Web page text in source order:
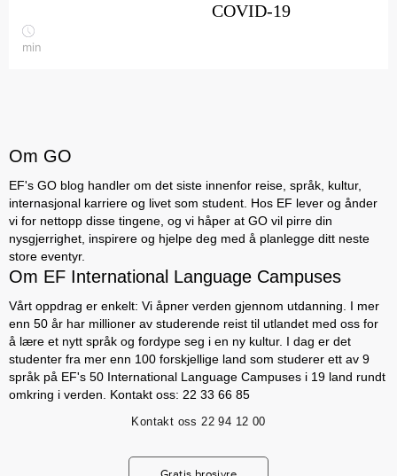
COVID-19
min
Om GO
EF's GO blog handler om det siste innenfor reise, språk, kultur,
internasjonal karriere og livet som student. Hos EF lever og ånder
vi for nettopp disse tingene, og vi håper at GO vil pirre din
nysgjerrighet, inspirere og hjelpe deg med å planlegge ditt neste
store eventyr.
Om EF International Language Campuses
Vårt oppdrag er enkelt: Vi åpner verden gjennom utdanning. I mer
enn 50 år har millioner av studerende reist til utlandet med oss for
å lære et nytt språk og fordype seg i en ny kultur. I dag er det
studenter fra mer enn 100 forskjellige land som studerer ett av 9
språk på EF's 50 International Language Campuses i 19 land rundt
omkring i verden. Kontakt oss: 22 33 66 85
Kontakt oss 22 94 12 00